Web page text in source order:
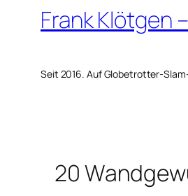
Frank Klötgen
Seit 2016. Auf Globetrotter-
20